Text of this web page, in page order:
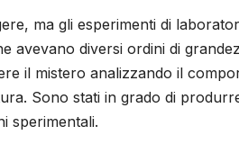
ma gli esperimenti di
avevano diversi ordini di
il mistero analizzando il
Sono stati in grado di
sperimentali.